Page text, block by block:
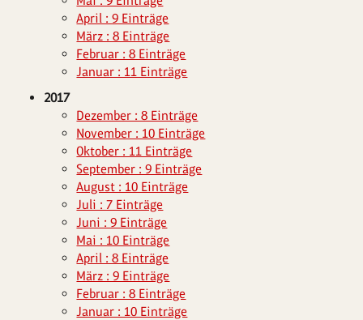
April : 9 Einträge
März : 8 Einträge
Februar : 8 Einträge
Januar : 11 Einträge
2017
Dezember : 8 Einträge
November : 10 Einträge
Oktober : 11 Einträge
September : 9 Einträge
August : 10 Einträge
Juli : 7 Einträge
Juni : 9 Einträge
Mai : 10 Einträge
April : 8 Einträge
März : 9 Einträge
Februar : 8 Einträge
Januar : 10 Einträge